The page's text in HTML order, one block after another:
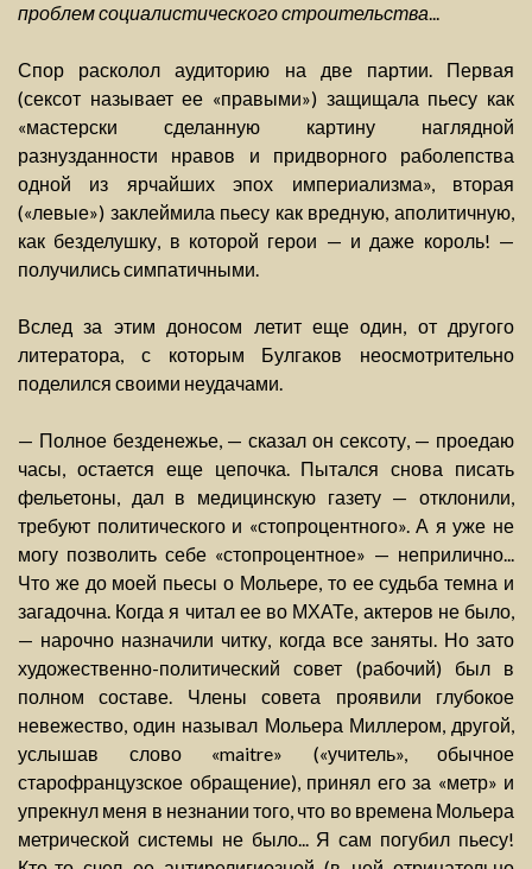
проблем социалистического строительства...
Спор расколол аудиторию на две партии. Первая
(сексот называет ее «правыми») защищала пьесу как
«мастерски сделанную картину наглядной
разнузданности нравов и придворного раболепства
одной из ярчайших эпох империализма», вторая
(«левые») заклеймила пьесу как вредную, аполитичную,
как безделушку, в которой герои — и даже король! —
получились симпатичными.
Вслед за этим доносом летит еще один, от другого
литератора, с которым Булгаков неосмотрительно
поделился своими неудачами.
— Полное безденежье, — сказал он сексоту, — проедаю
часы, остается еще цепочка. Пытался снова писать
фельетоны, дал в медицинскую газету — отклонили,
требуют политического и «стопроцентного». А я уже не
могу позволить себе «стопроцентное» — неприлично...
Что же до моей пьесы о Мольере, то ее судьба темна и
загадочна. Когда я читал ее во МХАТе, актеров не было,
— нарочно назначили читку, когда все заняты. Но зато
художественно-политический совет (рабочий) был в
полном составе. Члены совета проявили глубокое
невежество, один называл Мольера Миллером, другой,
услышав слово «maitre» («учитель», обычное
старофранцузское обращение), принял его за «метр» и
упрекнул меня в незнании того, что во времена Мольера
метрической системы не было... Я сам погубил пьесу!